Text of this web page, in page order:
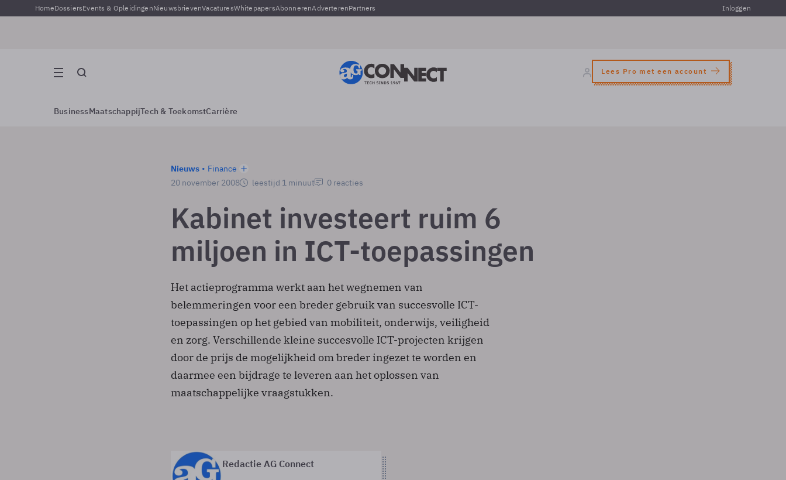
HomeDossiersEvents & OpleidingenNieuwsbrievenVacaturesWhitepapersAbonnerenAdverterenPartners Inloggen
Lees Pro met een account
BusinessMaatschappijTech & ToekomstCarrière
Nieuws
Finance
20 november 2008
leestijd 1 minuut 0 reacties
Kabinet investeert ruim 6
miljoen in ICT-toepassingen
Het actieprogramma werkt aan het wegnemen van
belemmeringen voor een breder gebruik van succesvolle ICT-
toepassingen op het gebied van mobiliteit, onderwijs, veiligheid
en zorg. Verschillende kleine succesvolle ICT-projecten krijgen
door de prijs de mogelijkheid om breder ingezet te worden en
daarmee een bijdrage te leveren aan het oplossen van
maatschappelijke vraagstukken.
Redactie AG Connect